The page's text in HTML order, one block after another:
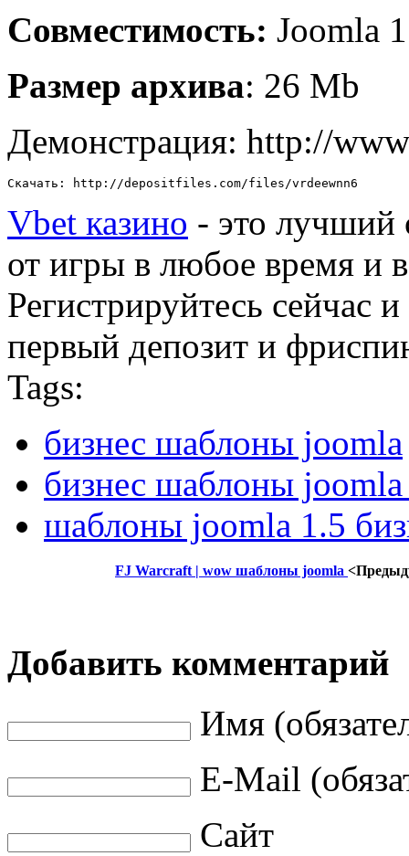
Совместимость: Joomla
Размер архива: 26 Mb
Демонстрация: http://
Скачать: http://depositfiles.com/files/vrdeewnn6
Vbet казино - это лучший
от игры в любое время и
Регистрируйтесь сейчас
первый депозит и
Tags:
бизнес шаблоны joomla
бизнес шаблоны joomla
шаблоны joomla 1.5
FJ Warcraft | wow шаблоны joomla
Добавить комментарий
Имя
E-Mail
Сайт